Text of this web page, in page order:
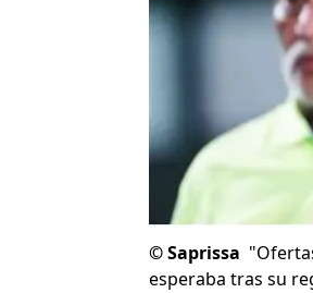
©Saprissa
esperaba tras su